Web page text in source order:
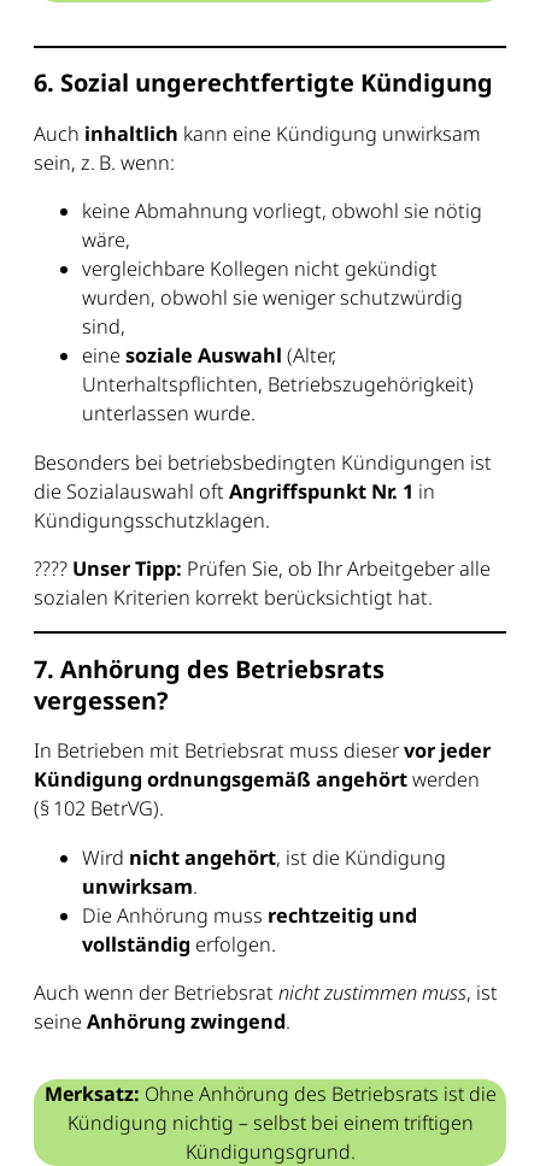
6. Sozial ungerechtfertigte Kündigung
Auch inhaltlich kann eine Kündigung unwirksam
sein, z. B. wenn:
keine Abmahnung vorliegt, obwohl sie nötig
wäre,
vergleichbare Kollegen nicht gekündigt
wurden, obwohl sie weniger schutzwürdig
sind,
eine soziale Auswahl (Alter,
Unterhaltspflichten, Betriebszugehörigkeit)
unterlassen wurde.
Besonders bei betriebsbedingten Kündigungen ist
die Sozialauswahl oftAngriffspunkt Nr. 1 in
Kündigungsschutzklagen.
???? Unser Tipp: Prüfen Sie, ob Ihr Arbeitgeber alle
sozialen Kriterien korrekt berücksichtigt hat.
7. Anhörung des Betriebsrats
vergessen?
In Betrieben mit Betriebsrat muss dieservor jeder
Kündigung ordnungsgemäß angehörtwerden
(§ 102 BetrVG).
Wird nicht angehört, ist die Kündigung
unwirksam.
Die Anhörung muss rechtzeitig und
vollständig erfolgen.
Auch wenn der Betriebsratnicht zustimmen muss, ist
seine Anhörung zwingend.
Merksatz: Ohne Anhörung des Betriebsrats ist die
Kündigung nichtig – selbst bei einem triftigen
Kündigungsgrund.